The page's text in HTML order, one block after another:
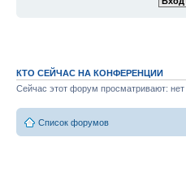
КТО СЕЙЧАС НА КОНФЕРЕНЦИИ
Сейчас этот форум просматривают: нет
Список форумов